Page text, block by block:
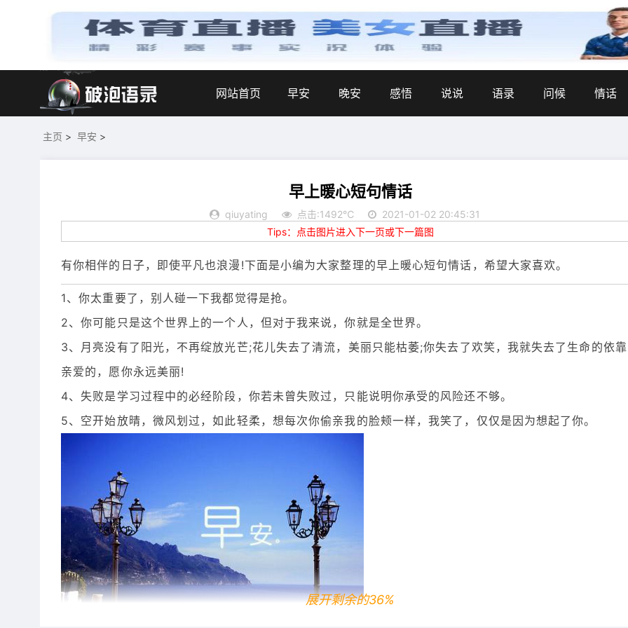
网站首页 早安 晚安 感悟 说说 语录 问候 情话
主页 > 早安 >
早上暖心短句情话
qiuyating 点击:1492℃
2021-01-02 20:45:31
Tips：点击图片进入下一页或下一篇图
有你相伴的日子，即使平凡也浪漫!下面是小编为大家整理的早上暖心短句情话，希望大家喜欢。
1、你太重要了，别人碰一下我都觉得是抢。
2、你可能只是这个世界上的一个人，但对于我来说，你就是全世界。
3、月亮没有了阳光，不再绽放光芒;花儿失去了清流，美丽只能枯萎;你失去了欢笑，我就失去了生命的依
亲爱的，愿你永远美丽!
4、失败是学习过程中的必经阶段，你若未曾失败过，只能说明你承受的风险还不够。
5、空开始放晴，微风划过，如此轻柔，想每次你偷亲我的脸颊一样，我笑了，仅仅是因为想起了你。
展开剩余的36%